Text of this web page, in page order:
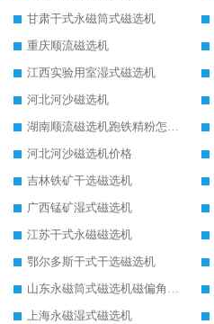
甘肃干式永磁筒式磁选机
重庆顺流磁选机
江西实验用室湿式磁选机
河北河沙磁选机
湖南顺流磁选机跑铁精粉怎么处理
河北河沙磁选机价格
吉林铁矿干选磁选机
广西锰矿湿式磁选机
江苏干式永磁磁选机
鄂尔多斯干式干选磁选机
山东永磁筒式磁选机磁偏角怎么调整
上海永磁湿式磁选机